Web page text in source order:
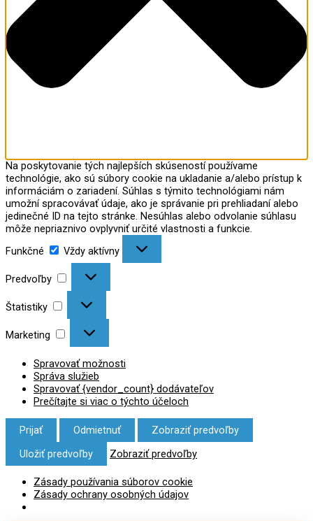
Na poskytovanie tých najlepších skúseností používame
technológie, ako sú súbory cookie na ukladanie a/alebo prístup k
informáciám o zariadení. Súhlas s týmito technológiami nám
umožní spracovávať údaje, ako je správanie pri prehliadaní alebo
jedinečné ID na tejto stránke. Nesúhlas alebo odvolanie súhlasu
môže nepriaznivo ovplyvniť určité vlastnosti a funkcie.
Funkčné
Vždy aktívny
Predvoľby
Štatistiky
Marketing
Spravovať možnosti
Správa služieb
Spravovať {vendor_count} dodávateľov
Prečítajte si viac o týchto účeloch
Prijať Odmietnuť
Zobraziť predvoľby
Uložiť predvoľby
Zobraziť predvoľby
Zásady používania súborov cookie
Zásady ochrany osobných údajov